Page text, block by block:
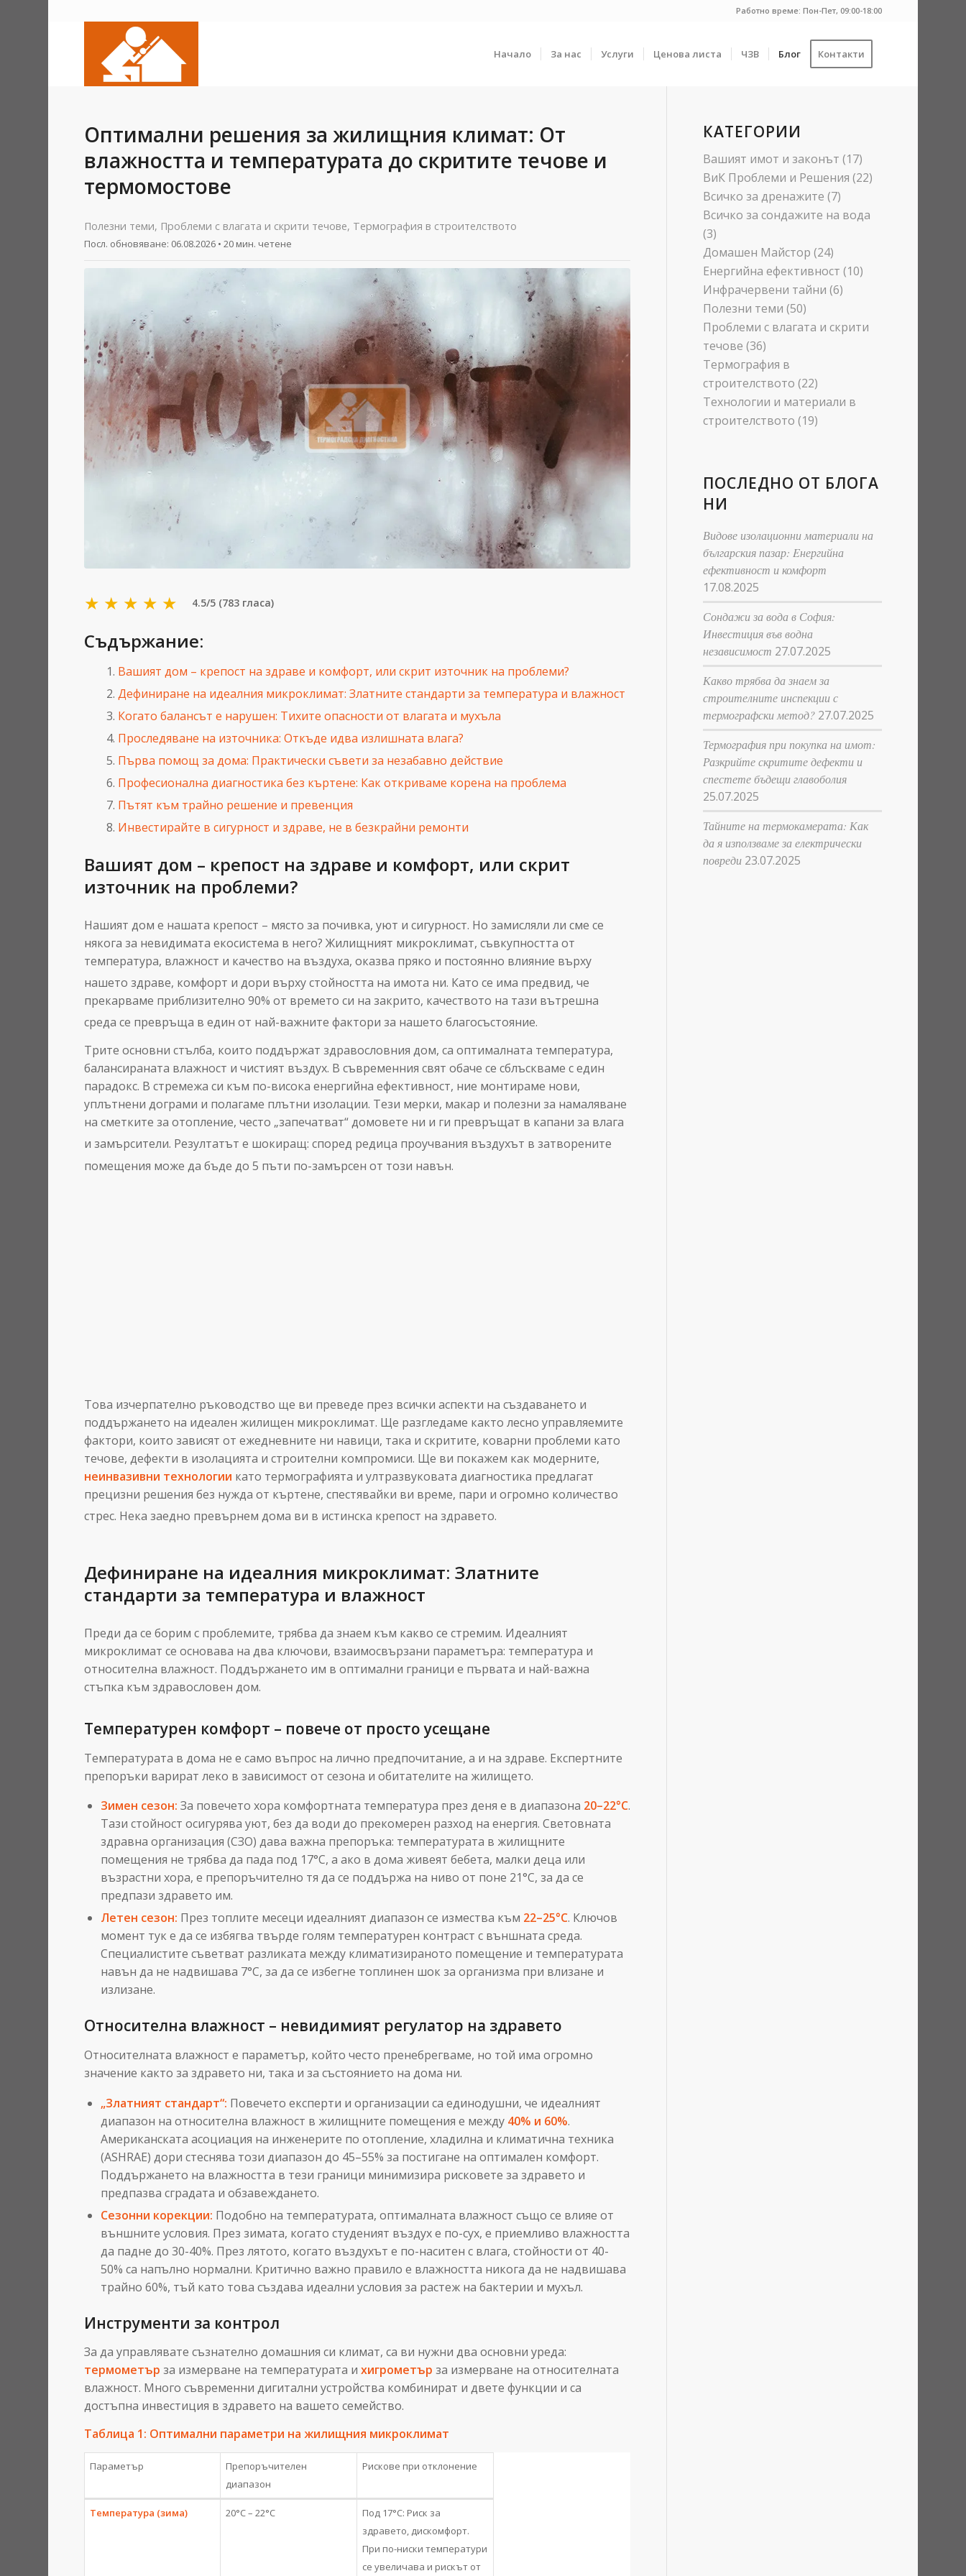
Работно време: Пон-Пет, 09:00-18:00
Начало За нас Услуги Ценова листа ЧЗВ Блог Контакти
Оптимални решения за жилищния климат: От
влажността и температурата до скритите течове и
термомостове
Полезни теми, Проблеми с влагата и скрити течове, Термография в строителството
Посл. обновяване: 06.08.2026 • 20 мин. четене
★
★
★
★
★ 4.5/5 (783 гласа)
Съдържание:
Вашият дом – крепост на здраве и комфорт, или скрит източник на проблеми?
Дефиниране на идеалния микроклимат: Златните стандарти за температура и влажност
Когато балансът е нарушен: Тихите опасности от влагата и мухъла
Проследяване на източника: Откъде идва излишната влага?
Първа помощ за дома: Практически съвети за незабавно действие
Професионална диагностика без къртене: Как откриваме корена на проблема
Пътят към трайно решение и превенция
Инвестирайте в сигурност и здраве, не в безкрайни ремонти
Вашият дом – крепост на здраве и комфорт, или скрит
източник на проблеми?
Нашият дом е нашата крепост – място за почивка, уют и сигурност. Но замисляли ли сме се
някога за невидимата екосистема в него? Жилищният микроклимат, съвкупността от
температура, влажност и качество на въздуха, оказва пряко и постоянно влияние върху
нашето здраве, комфорт и дори върху стойността на имота ни. Като се има предвид, че
прекарваме приблизително 90% от времето си на закрито, качеството на тази вътрешна
среда се превръща в един от най-важните фактори за нашето благосъстояние.
Трите основни стълба, които поддържат здравословния дом, са оптималната температура,
балансираната влажност и чистият въздух. В съвременния свят обаче се сблъскваме с един
парадокс. В стремежа си към по-висока енергийна ефективност, ние монтираме нови,
уплътнени дограми и полагаме плътни изолации. Тези мерки, макар и полезни за намаляване
на сметките за отопление, често „запечатват“ домовете ни и ги превръщат в капани за влага
и замърсители. Резултатът е шокиращ: според редица проучвания въздухът в затворените
помещения може да бъде до 5 пъти по-замърсен от този навън.
Това изчерпателно ръководство ще ви преведе през всички аспекти на създаването и
поддържането на идеален жилищен микроклимат. Ще разгледаме както лесно управляемите
фактори, които зависят от ежедневните ни навици, така и скритите, коварни проблеми като
течове, дефекти в изолацията и строителни компромиси. Ще ви покажем как модерните,
неинвазивни технологии като термографията и ултразвуковата диагностика предлагат
прецизни решения без нужда от къртене, спестявайки ви време, пари и огромно количество
стрес. Нека заедно превърнем дома ви в истинска крепост на здравето.
Дефиниране на идеалния микроклимат: Златните
стандарти за температура и влажност
Преди да се борим с проблемите, трябва да знаем към какво се стремим. Идеалният
микроклимат се основава на два ключови, взаимосвързани параметъра: температура и
относителна влажност. Поддържането им в оптимални граници е първата и най-важна
стъпка към здравословен дом.
Температурен комфорт – повече от просто усещане
Температурата в дома не е само въпрос на лично предпочитание, а и на здраве. Експертните
препоръки варират леко в зависимост от сезона и обитателите на жилището.
Зимен сезон: За повечето хора комфортната температура през деня е в диапазона 20–22°C.
Тази стойност осигурява уют, без да води до прекомерен разход на енергия. Световната
здравна организация (СЗО) дава важна препоръка: температурата в жилищните
помещения не трябва да пада под 17°C, а ако в дома живеят бебета, малки деца или
възрастни хора, е препоръчително тя да се поддържа на ниво от поне 21°C, за да се
предпази здравето им.
Летен сезон: През топлите месеци идеалният диапазон се измества към 22–25°C. Ключов
момент тук е да се избягва твърде голям температурен контраст с външната среда.
Специалистите съветват разликата между климатизираното помещение и температурата
навън да не надвишава 7°C, за да се избегне топлинен шок за организма при влизане и
излизане.
Относителна влажност – невидимият регулатор на здравето
Относителната влажност е параметър, който често пренебрегваме, но той има огромно
значение както за здравето ни, така и за състоянието на дома ни.
„Златният стандарт“: Повечето експерти и организации са единодушни, че идеалният
диапазон на относителна влажност в жилищните помещения е между 40% и 60%.
Американската асоциация на инженерите по отопление, хладилна и климатична техника
(ASHRAE) дори стеснява този диапазон до 45–55% за постигане на оптимален комфорт.
Поддържането на влажността в тези граници минимизира рисковете за здравето и
предпазва сградата и обзавеждането.
Сезонни корекции: Подобно на температурата, оптималната влажност също се влияе от
външните условия. През зимата, когато студеният въздух е по-сух, е приемливо влажността
да падне до 30-40%. През лятото, когато въздухът е по-наситен с влага, стойности от 40-
50% са напълно нормални. Критично важно правило е влажността никога да не надвишава
трайно 60%, тъй като това създава идеални условия за растеж на бактерии и мухъл.
Инструменти за контрол
За да управлявате съзнателно домашния си климат, са ви нужни два основни уреда:
термометър за измерване на температурата ихигрометър за измерване на относителната
влажност. Много съвременни дигитални устройства комбинират и двете функции и са
достъпна инвестиция в здравето на вашето семейство.
Таблица 1: Оптимални параметри на жилищния микроклимат
Параметър
Препоръчителен
диапазон
Рискове при отклонение
Температура (зима) 20°C – 22°C
Под 17°C: Риск за
здравето, дискомфорт.
При по-ниски температури
се увеличава и рискът от
КАТЕГОРИИ
Вашият имот и законът (17)
ВиК Проблеми и Решения (22)
Всичко за дренажите (7)
Всичко за сондажите на вода
(3)
Домашен Майстор (24)
Енергийна ефективност (10)
Инфрачервени тайни (6)
Полезни теми (50)
Проблеми с влагата и скрити
течове (36)
Термография в
строителството (22)
Технологии и материали в
строителството (19)
ПОСЛЕДНО ОТ БЛОГА
НИ
Видове изолационни материали на
българския пазар: Eнергийна
ефективност и комфорт
17.08.2025
Сондажи за вода в София:
Инвестиция във водна
независимост 27.07.2025
Какво трябва да знаем за
строителните инспекции с
термографски метод? 27.07.2025
Термография при покупка на имот:
Разкрийте скритите дефекти и
спестете бъдещи главоболия
25.07.2025
Тайните на термокамерата: Как
да я използваме за електрически
повреди 23.07.2025